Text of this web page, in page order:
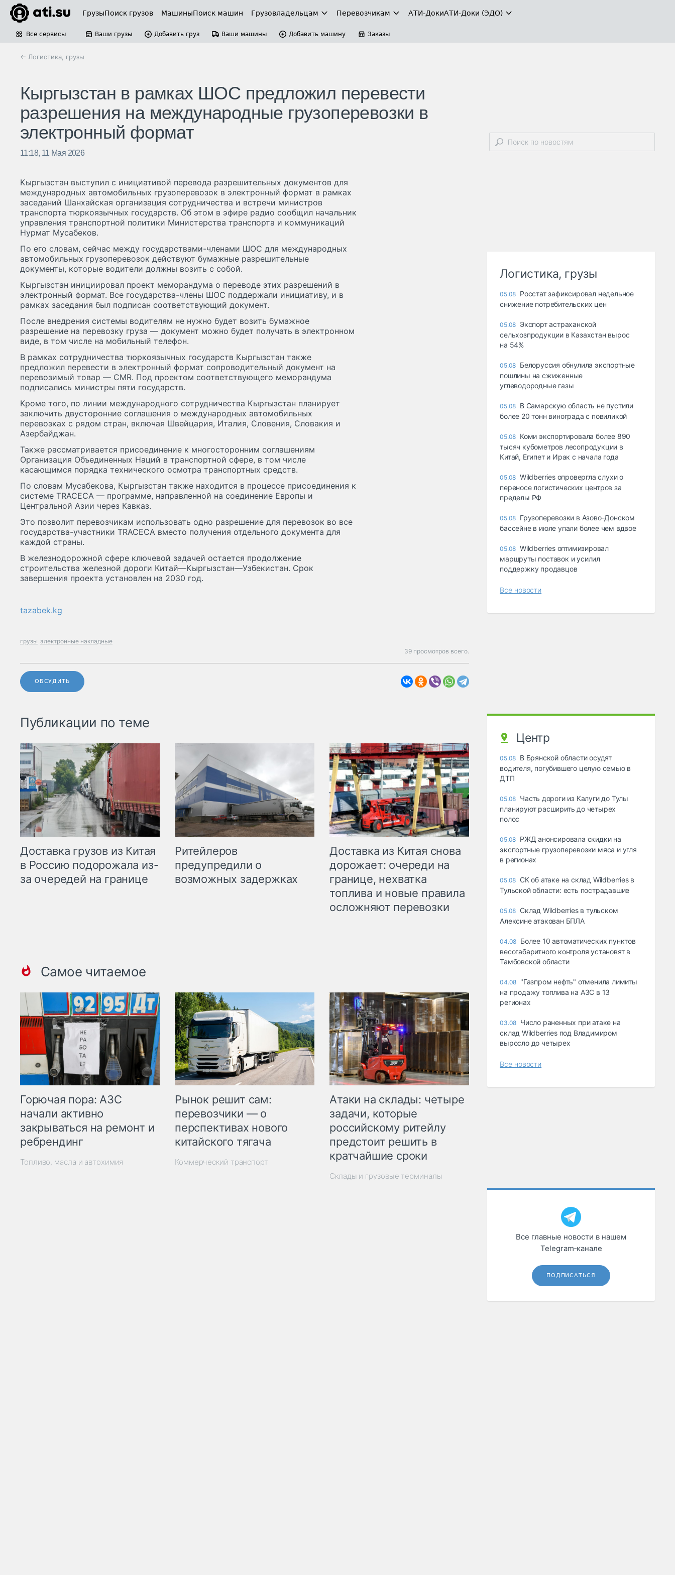
ГрузыПоиск грузов МашиныПоиск машин Грузовладельцам Перевозчикам АТИ-ДокиАТИ-Доки (ЭДО)
Все сервисы Ваши грузы Добавить груз Ваши машины Добавить машину Заказы
← Логистика, грузы
Кыргызстан в рамках ШОС предложил перевести
разрешения на международные грузоперевозки в
электронный формат
11:18, 11 Мая 2026
Кыргызстан выступил с инициативой перевода разрешительных документов для
международных автомобильных грузоперевозок в электронный формат в рамках
заседаний Шанхайская организация сотрудничества и встречи министров
транспорта тюркоязычных государств. Об этом в эфире радио сообщил начальник
управления транспортной политики Министерства транспорта и коммуникаций
Нурмат Мусабеков.
По его словам, сейчас между государствами-членами ШОС для международных
автомобильных грузоперевозок действуют бумажные разрешительные
документы, которые водители должны возить с собой.
Кыргызстан инициировал проект меморандума о переводе этих разрешений в
электронный формат. Все государства-члены ШОС поддержали инициативу, и в
рамках заседания был подписан соответствующий документ.
После внедрения системы водителям не нужно будет возить бумажное
разрешение на перевозку груза — документ можно будет получать в электронном
виде, в том числе на мобильный телефон.
В рамках сотрудничества тюркоязычных государств Кыргызстан также
предложил перевести в электронный формат сопроводительный документ на
перевозимый товар — CMR. Под проектом соответствующего меморандума
подписались министры пяти государств.
Кроме того, по линии международного сотрудничества Кыргызстан планирует
заключить двусторонние соглашения о международных автомобильных
перевозках с рядом стран, включая Швейцария, Италия, Словения, Словакия и
Азербайджан.
Также рассматривается присоединение к многосторонним соглашениям
Организация Объединенных Наций в транспортной сфере, в том числе
касающимся порядка технического осмотра транспортных средств.
По словам Мусабекова, Кыргызстан также находится в процессе присоединения к
системе TRACECA — программе, направленной на соединение Европы и
Центральной Азии через Кавказ.
Это позволит перевозчикам использовать одно разрешение для перевозок во все
государства-участники TRACECA вместо получения отдельного документа для
каждой страны.
В железнодорожной сфере ключевой задачей остается продолжение
строительства железной дороги Китай—Кыргызстан—Узбекистан. Срок
завершения проекта установлен на 2030 год.
tazabek.kg
грузы электронные накладные
39 просмотров всего.
ОБСУДИТЬ
Публикации по теме
Доставка грузов из Китая
в Россию подорожала из-
за очередей на границе
Ритейлеров
предупредили о
возможных задержках
Доставка из Китая снова
дорожает: очереди на
границе, нехватка
топлива и новые правила
осложняют перевозки
Самое читаемое
Горючая пора: АЗС
начали активно
закрываться на ремонт и
ребрендинг
Топливо, масла и автохимия
Рынок решит сам:
перевозчики — о
перспективах нового
китайского тягача
Коммерческий транспорт
Атаки на склады: четыре
задачи, которые
российскому ритейлу
предстоит решить в
кратчайшие сроки
Склады и грузовые терминалы
Логистика, грузы
05.08 Росстат зафиксировал недельное
снижение потребительских цен
05.08 Экспорт астраханской
сельхозпродукции в Казахстан вырос
на 54%
05.08 Белоруссия обнулила экспортные
пошлины на сжиженные
углеводородные газы
05.08 В Самарскую область не пустили
более 20 тонн винограда с повиликой
05.08 Коми экспортировала более 890
тысяч кубометров лесопродукции в
Китай, Египет и Ирак с начала года
05.08 Wildberries опровергла слухи о
переносе логистических центров за
пределы РФ
05.08 Грузоперевозки в Азово-Донском
бассейне в июле упали более чем вдвое
05.08 Wildberries оптимизировал
маршруты поставок и усилил
поддержку продавцов
Все новости
Центр
05.08 В Брянской области осудят
водителя, погубившего целую семью в
ДТП
05.08 Часть дороги из Калуги до Тулы
планируют расширить до четырех
полос
05.08 РЖД анонсировала скидки на
экспортные грузоперевозки мяса и угля
в регионах
05.08 СК об атаке на склад Wildberries в
Тульской области: есть пострадавшие
05.08 Склад Wildberries в тульском
Алексине атакован БПЛА
04.08 Более 10 автоматических пунктов
весогабаритного контроля установят в
Тамбовской области
04.08 "Газпром нефть" отменила лимиты
на продажу топлива на АЗС в 13
регионах
03.08 Число раненных при атаке на
склад Wildberries под Владимиром
выросло до четырех
Все новости
Все главные новости в нашем
Telegram‑канале
ПОДПИСАТЬСЯ